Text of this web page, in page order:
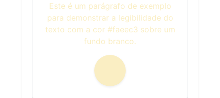
Este é um parágrafo de exemplo
para demonstrar a legibilidade do
texto com a cor #faeec3 sobre um
fundo branco.